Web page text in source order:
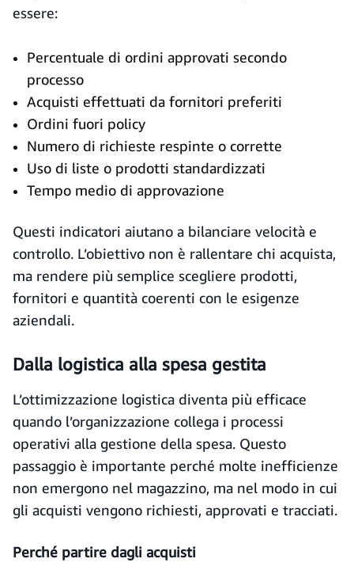
essere:
Percentuale di ordini approvati secondo
processo
Acquisti effettuati da fornitori preferiti
Ordini fuori policy
Numero di richieste respinte o corrette
Uso di liste o prodotti standardizzati
Tempo medio di approvazione
Questi indicatori aiutano a bilanciare velocità e
controllo. L’obiettivo non è rallentare chi acquista,
ma rendere più semplice scegliere prodotti,
fornitori e quantità coerenti con le esigenze
aziendali.
Dalla logistica alla spesa gestita
L’ottimizzazione logistica diventa più efficace
quando l’organizzazione collega i processi
operativi alla gestione della spesa. Questo
passaggio è importante perché molte inefficienze
non emergono nel magazzino, ma nel modo in cui
gli acquisti vengono richiesti, approvati e tracciati.
Perché partire dagli acquisti